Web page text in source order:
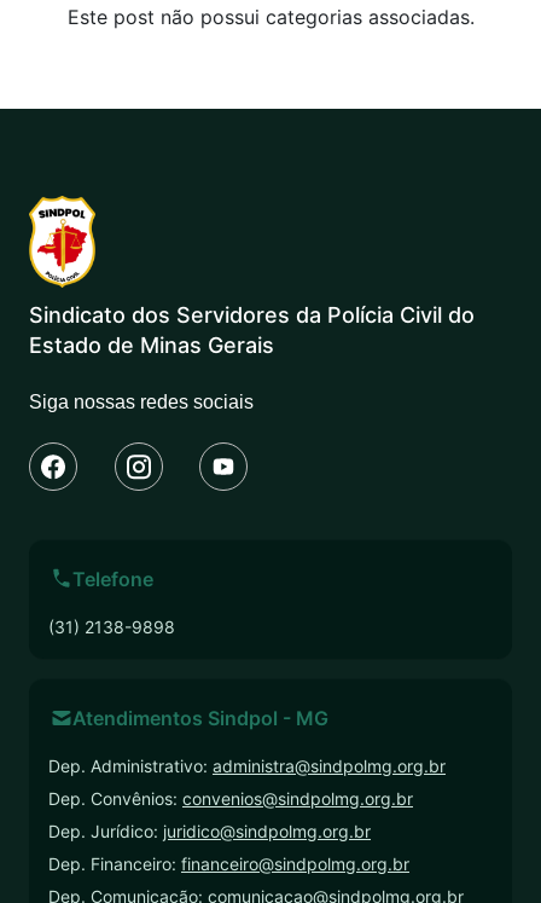
Este post não possui categorias associadas.
Sindicato dos Servidores da Polícia Civil do
Estado de Minas Gerais
Siga nossas redes sociais
Telefone
(31) 2138-9898
Atendimentos Sindpol - MG
Dep. Administrativo: administra@sindpolmg.org.br
Dep. Convênios: convenios@sindpolmg.org.br
Dep. Jurídico: juridico@sindpolmg.org.br
Dep. Financeiro: financeiro@sindpolmg.org.br
Dep. Comunicação: comunicacao@sindpolmg.org.br